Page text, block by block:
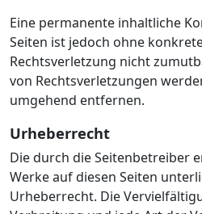
Eine permanente inhaltliche
Seiten ist jedoch ohne
Rechtsverletzung nicht
von Rechtsverletzungen
umgehend entfernen.
Urheberrecht
Die durch die Seitenbetreiber
Werke auf diesen Seiten
Urheberrecht. Die